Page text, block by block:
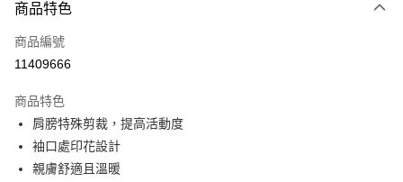
Apple Pay
悠遊付
7-11取貨(快速到店)
每筆NT$100，滿NT$1,500(含以上)免運費
宅配-本島
商品特色
商品編號
11409666
商品特色
肩膀特殊剪裁，提高活動度
袖口處印花設計
親膚舒適且溫暖